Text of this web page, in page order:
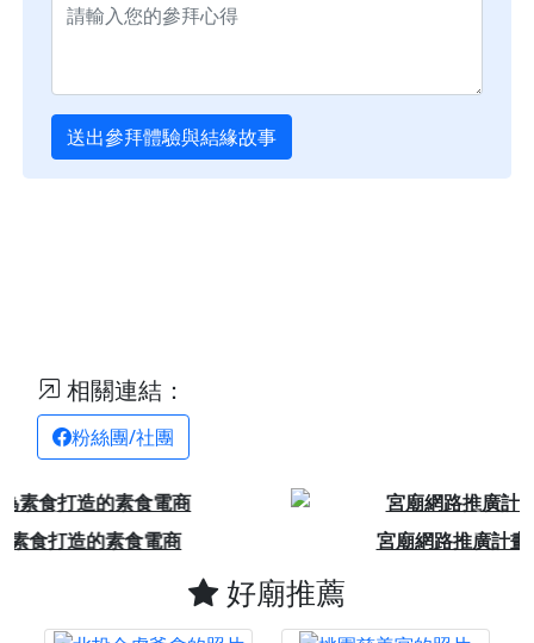
送出參拜體驗與結緣故事
相關連結：
粉絲團/社團
宮廟網路推廣計畫，每日最低只要6元起
Previous Next
好廟推薦